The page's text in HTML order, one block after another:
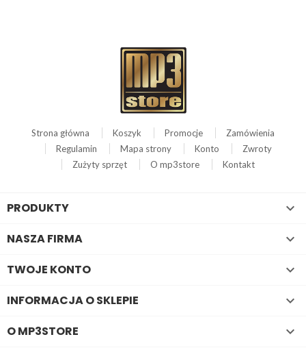
Strona główna Koszyk Promocje
Zamówienia
Regulamin
Mapa strony Konto
Zwroty
Zużyty sprzęt
O mp3store Kontakt
PRODUKTY 
NASZA FIRMA 
TWOJE KONTO 
INFORMACJA O SKLEPIE 
O MP3STORE 